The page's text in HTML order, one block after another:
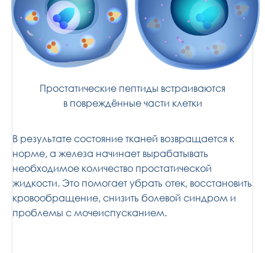
Простатические пептиды встраиваются
в повреждённые части клетки
В результате состояние тканей возвращается к
норме, а железа начинает вырабатывать
необходимое количество простатической
жидкости. Это помогает убрать отек, восстановить
кровообращение, снизить болевой синдром и
проблемы с мочеиспусканием.